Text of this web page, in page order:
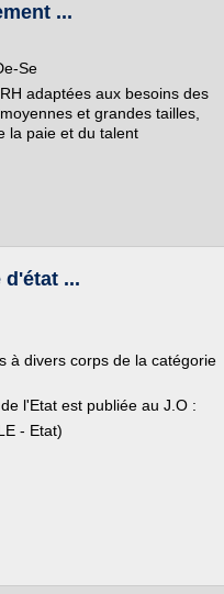
...
Se
adaptées aux besoins des
et grandes tailles,
la paie et du talent
...
à divers corps de la catégorie
l'Etat est publiée au J.O :
- Etat)